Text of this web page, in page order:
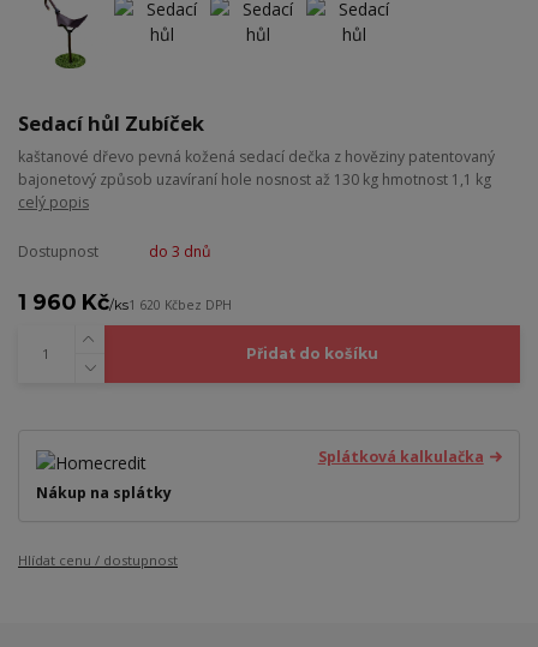
Sedací hůl Zubíček
kaštanové dřevo pevná kožená sedací dečka z hověziny patentovaný
bajonetový způsob uzavíraní hole nosnost až 130 kg hmotnost 1,1 kg
celý popis
Dostupnost do 3 dnů
1 960 Kč/ks1 620 Kčbez DPH
Přidat do košíku
Splátková kalkulačka
Nákup na splátky
Hlídat cenu / dostupnost